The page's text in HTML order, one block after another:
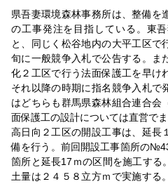
県吾妻環境森林事務所は、整備を
の工事発注を目指している。東
と、同じく松谷地内の大平工区で
旬に一般競争入札で公告する。ま
化２工区で行う法面保護工を早け
それ以降の時期に指名競争入札で
はどちらも群馬県森林組合連合会
面保護工の設計については直営でま
高日向２工区の開設工事は、延長
備を行う。前回開設工事箇所の
箇所と延長17ｍの区間を施工する
土量は２４５８立方ｍで実施する